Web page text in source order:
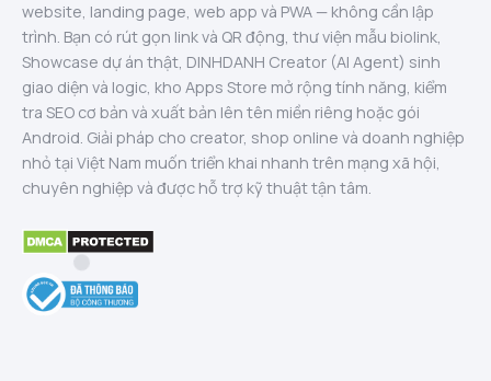
website, landing page, web app và PWA — không cần lập
trình. Bạn có rút gọn link và QR động, thư viện mẫu biolink,
Showcase dự án thật, DINHDANH Creator (AI Agent) sinh
giao diện và logic, kho Apps Store mở rộng tính năng, kiểm
tra SEO cơ bản và xuất bản lên tên miền riêng hoặc gói
Android. Giải pháp cho creator, shop online và doanh nghiệp
nhỏ tại Việt Nam muốn triển khai nhanh trên mạng xã hội,
chuyên nghiệp và được hỗ trợ kỹ thuật tận tâm.